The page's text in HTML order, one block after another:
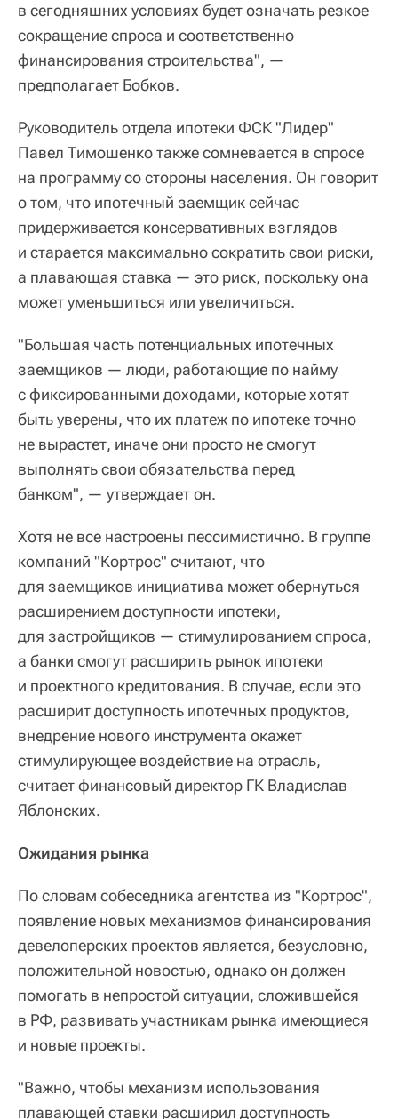
в сегодняшних условиях будет означать резкое
сокращение спроса и соответственно
финансирования строительства", —
предполагает Бобков.
Руководитель отдела ипотеки ФСК "Лидер"
Павел Тимошенко также сомневается в спросе
на программу со стороны населения. Он говорит
о том, что ипотечный заемщик сейчас
придерживается консервативных взглядов
и старается максимально сократить свои риски,
а плавающая ставка — это риск, поскольку она
может уменьшиться или увеличиться.
"Большая часть потенциальных ипотечных
заемщиков — люди, работающие по найму
с фиксированными доходами, которые хотят
быть уверены, что их платеж по ипотеке точно
не вырастет, иначе они просто не смогут
выполнять свои обязательства перед
банком", — утверждает он.
Хотя не все настроены пессимистично. В группе
компаний "Кортрос" считают, что
для заемщиков инициатива может обернуться
расширением доступности ипотеки,
для застройщиков — стимулированием спроса,
а банки смогут расширить рынок ипотеки
и проектного кредитования. В случае, если это
расширит доступность ипотечных продуктов,
внедрение нового инструмента окажет
стимулирующее воздействие на отрасль,
считает финансовый директор ГК Владислав
Яблонских.
Ожидания рынка
По словам собеседника агентства из "Кортрос",
появление новых механизмов финансирования
девелоперских проектов является, безусловно,
положительной новостью, однако он должен
помогать в непростой ситуации, сложившейся
в РФ, развивать участникам рынка имеющиеся
и новые проекты.
"Важно, чтобы механизм использования
плавающей ставки расширил доступность